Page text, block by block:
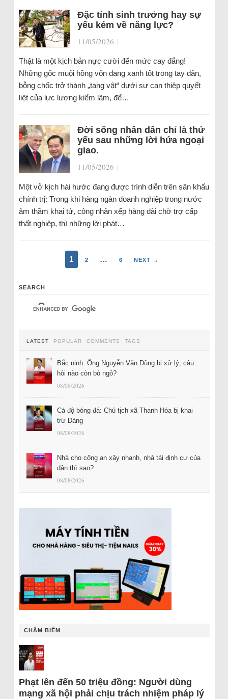
Đặc tính sinh trưởng hay sự
yếu kém về năng lực?
11/05/2026 |
Thật là một kịch bản nực cười đến mức cay đắng!
Những gốc muội hồng vốn đang xanh tốt trong tay dân,
bỗng chốc trở thành „tang vật“ dưới sự can thiệp quyết
liệt của lực lượng kiểm lâm, để…
Đời sống nhân dân chỉ là thứ
yếu sau những lời hứa ngoại
giao.
11/05/2026 |
Một vở kịch hài hước đang được trình diễn trên sân khấu
chính trị: Trong khi hàng ngàn doanh nghiệp trong nước
âm thầm khai tử, công nhân xếp hàng dài chờ trợ cấp
thất nghiệp, thì những lời phát…
1 2 … 6 NEXT →
SEARCH
LATEST POPULAR COMMENTS TAGS
Bắc ninh: Ông Nguyễn Văn Dũng bị xử lý, câu
hỏi nào còn bỏ ngỏ?
08/08/2026
Cá độ bóng đá: Chủ tịch xã Thanh Hóa bị khai
trừ Đảng
08/08/2026
Nhà cho công an xây nhanh, nhà tái định cư của
dân thì sao?
08/08/2026
CHÂM BIẾM
Phạt lên đến 50 triệu đồng: Người dùng
mạng xã hội phải chịu trách nhiệm pháp lý